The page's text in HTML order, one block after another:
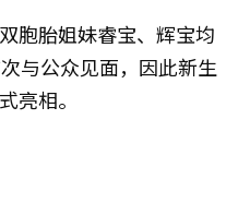
胞胎姐妹睿宝、辉宝均
与公众见面，因此新生
亮相。